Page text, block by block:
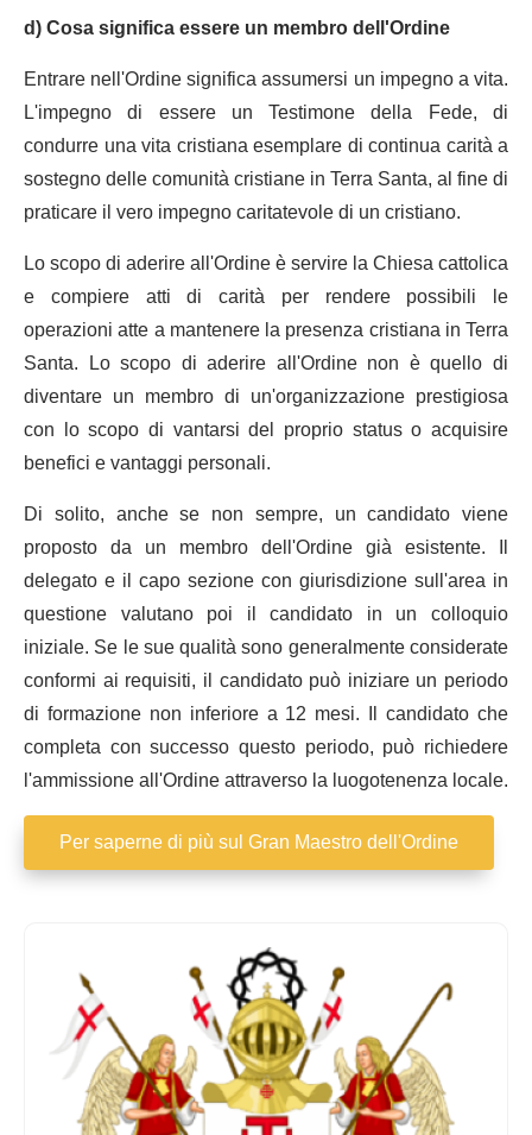
d) Cosa significa essere un membro dell'Ordine
Entrare nell'Ordine significa assumersi un impegno a vita.
L'impegno di essere un Testimone della Fede, di
condurre una vita cristiana esemplare di continua carità a
sostegno delle comunità cristiane in Terra Santa, al fine di
praticare il vero impegno caritatevole di un cristiano.
Lo scopo di aderire all'Ordine è servire la Chiesa cattolica
e compiere atti di carità per rendere possibili le
operazioni atte a mantenere la presenza cristiana in Terra
Santa. Lo scopo di aderire all'Ordine non è quello di
diventare un membro di un'organizzazione prestigiosa
con lo scopo di vantarsi del proprio status o acquisire
benefici e vantaggi personali.
Di solito, anche se non sempre, un candidato viene
proposto da un membro dell'Ordine già esistente. Il
delegato e il capo sezione con giurisdizione sull'area in
questione valutano poi il candidato in un colloquio
iniziale. Se le sue qualità sono generalmente considerate
conformi ai requisiti, il candidato può iniziare un periodo
di formazione non inferiore a 12 mesi. Il candidato che
completa con successo questo periodo, può richiedere
l'ammissione all'Ordine attraverso la luogotenenza locale.
Per saperne di più sul Gran Maestro dell'Ordine
Equestre
Santo
Sepolcro